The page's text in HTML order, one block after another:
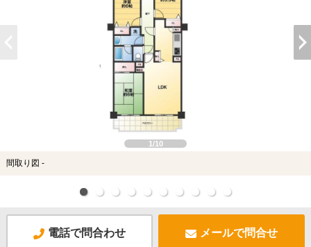
1/10
間取り図 -
電話で問合わせ メールで問合せ